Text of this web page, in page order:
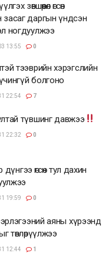
зөвшөөрөл өгсөн
засаг даргын үндсэн
ногдуулжээ
13:55 0
тээврийн хэрэгслийн
болгоно
22:54 7
түвшинг давжээ
22:32 0
дүнгээ өгсөн тул дахин
19:59 0
аяны хүрээнд
төвлөрүүлжээ
12:44 1